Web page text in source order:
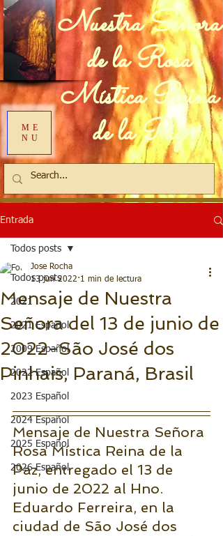
ME
NU
Nuestra Señora
de la Rosa
Mística Reina
de la Paz
Entrada
Todos posts
2021
2021 Español
2009 Español
2022 Español
2023 Español
2024 Español
2025 Español
2026 Español
Todos posts
Mensaje de Nuestra
Señora del 13 de junio de
2022-São José dos
Pinhais, Paraná, Brasil
Jose Rocha
13 jun 2022 1 min de lectura
Mensaje de Nuestra Señora
Rosa Mística Reina de la
Paz, entregado el 13 de
junio de 2022 al Hno.
Eduardo Ferreira, en la
ciudad de São José dos